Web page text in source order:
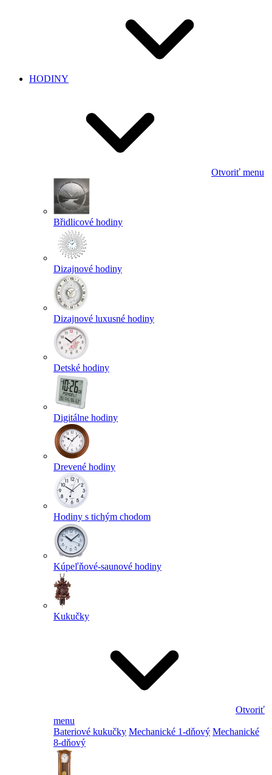
HODINY
Otvoriť menu
Břidlicové hodiny
Dizajnové hodiny
Dizajnové luxusné hodiny
Detské hodiny
Digitálne hodiny
Drevené hodiny
Hodiny s tichým chodom
Kúpeľňové-saunové hodiny
Kukučky
Otvoriť
menu
Bateriové kukučky Mechanické 1-dňový Mechanické
8-dňový